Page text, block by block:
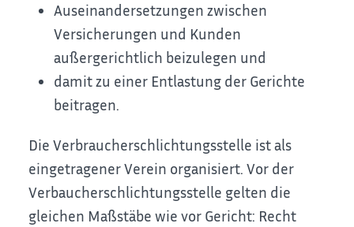
Auseinandersetzungen zwischen
Versicherungen und Kunden
außergerichtlich beizulegen und
damit zu einer Entlastung der Gerichte
beitragen.
Die Verbraucherschlichtungsstelle ist als
eingetragener Verein organisiert. Vor der
Verbaucherschlichtungsstelle gelten die
gleichen Maßstäbe wie vor Gericht: Recht